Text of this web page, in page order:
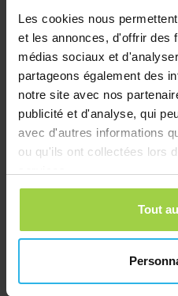
Les cookies nous
et les annonces, d'offrir des
médias sociaux et
partageons également des
notre site avec nos
publicité et d'analyse, qui
avec d'autres informations
ou qu'ils ont collectées lors
Tout
Collier pour chat – Noir